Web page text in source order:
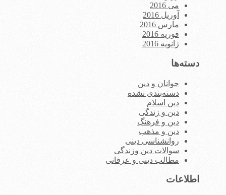
می 2016
آوریل 2016
مارس 2016
فوریه 2016
ژانویه 2016
دسته‌ها
جوانان و دین
دسته‌بندی نشده
دین اسلام
دین و زندگی
دین و فرهنگ
دین و مذهب
روانشناسی دینی
سوالات دین وزندگی
مطالب دینی و عرفانی
اطلاعات